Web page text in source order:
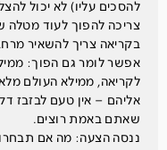
להסכים עליו) לא יכול
צריכה להפוך לעוד
בקריאה צריך להשאיר
אפשר לומר גם הפוך:
לקריאה, ממילא העולם
אליהם – אין טעם לבזבז
שאתם באמת רוצים.
ננסה הצעה: מה אם